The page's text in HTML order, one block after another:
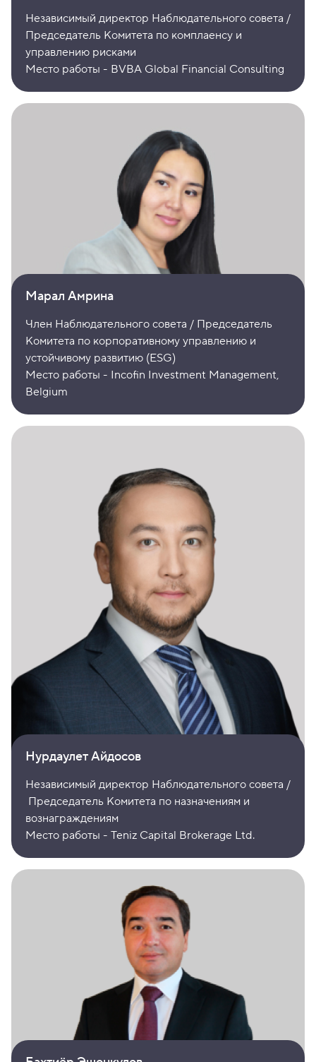
Независимый директор Наблюдательного совета /
Председатель Комитета по комплаенсу и
управлению рисками
Место работы - BVBA Global Financial Consulting
Марал Амрина
Член Наблюдательного совета / Председатель
Комитета по корпоративному управлению и
устойчивому развитию (ESG)
Место работы - Incofin Investment Management,
Belgium
Нурдаулет Айдосов
Независимый директор Наблюдательного совета /
Председатель Комитета по назначениям и
вознаграждениям
Место работы - Teniz Capital Brokerage Ltd.